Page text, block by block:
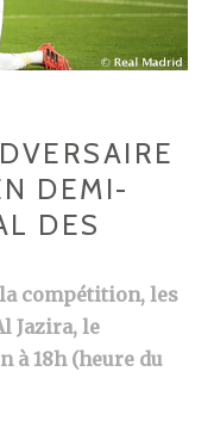
DEMI-
DES
compétition, les
Jazira, le
à 18h (heure du